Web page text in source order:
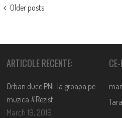
POSTS
Older posts
ARTICOLE RECENTE:
Orban duce PNL la groapa pe
muzica #Rezist
March 19, 2019